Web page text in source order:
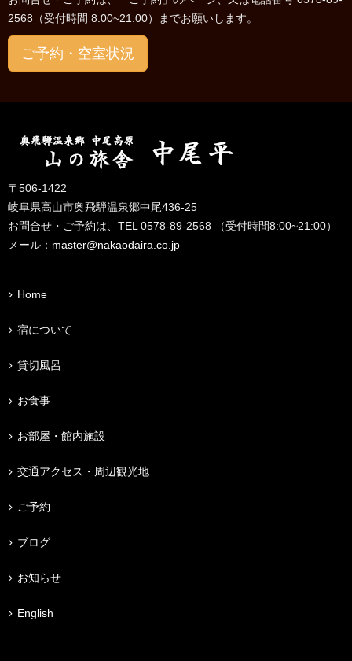
2568（受付時間 8:00~21:00）までお願いします。
ご予約・空室状況
〒506-1422
岐阜県高山市奥飛騨温泉郷中尾436-25
お問合せ・ご予約は、TEL 0578-89-2568 （受付時間8:00~21:00）
メール： master@nakaodaira.co.jp
Home
宿について
貸切風呂
お食事
お部屋・館内施設
交通アクセス・周辺観光地
ご予約
ブログ
お知らせ
English